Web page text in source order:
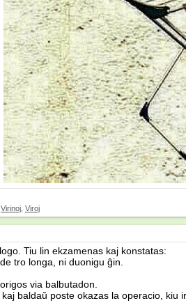
Virinoj Viroj
Tiu lin ekzamenas kaj konstatas:
tro longa, ni duonigu ĝin.
via balbutadon.
baldaŭ poste okazas la operacio,